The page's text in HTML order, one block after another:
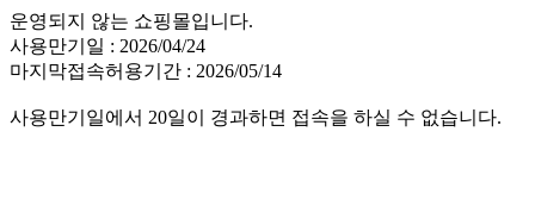
운영되지 않는 쇼핑몰입니다.
사용만기일 : 2026/04/24
마지막접속허용기간 : 2026/05/14
사용만기일에서 20일이 경과하면 접속을 하실 수 없습니다.